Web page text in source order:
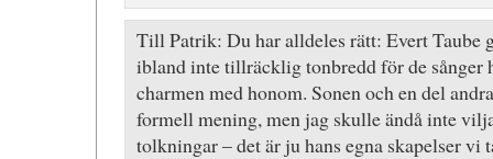
Till Patrik: Du har alldeles rätt: Evert Taube
ibland inte tillräcklig tonbredd för de sånger
charmen med honom. Sonen och en del
formell mening, men jag skulle ändå inte
tolkningar – det är ju hans egna skapelser vi